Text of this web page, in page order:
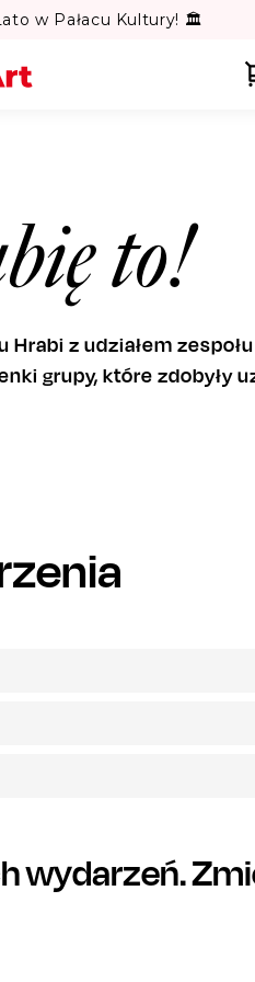
w Pałacu Kultury! 🏛️
to!
z udziałem
grupy, które zdobyły
wydarzeń.